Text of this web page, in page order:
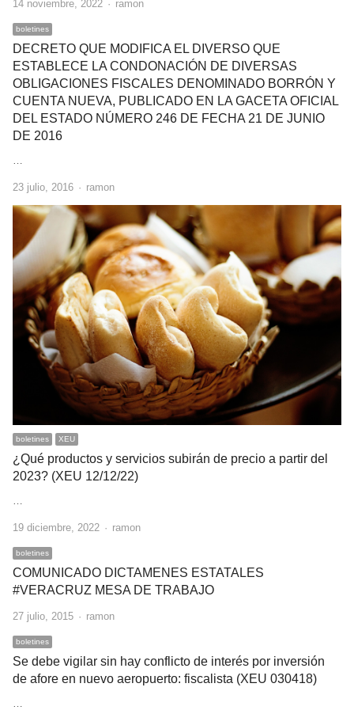
14 noviembre, 2022 Author
ramon
boletines
DECRETO QUE MODIFICA EL DIVERSO QUE
ESTABLECE LA CONDONACIÓN DE DIVERSAS
OBLIGACIONES FISCALES DENOMINADO BORRÓN Y
CUENTA NUEVA, PUBLICADO EN LA GACETA OFICIAL
DEL ESTADO NÚMERO 246 DE FECHA 21 DE JUNIO
DE 2016
…
23 julio, 2016 Author
ramon
boletines XEU
¿Qué productos y servicios subirán de precio a partir del
2023? (XEU 12/12/22)
…
19 diciembre, 2022 Author
ramon
boletines
COMUNICADO DICTAMENES ESTATALES
#VERACRUZ MESA DE TRABAJO
27 julio, 2015 Author
ramon
boletines
Se debe vigilar sin hay conflicto de interés por inversión
de afore en nuevo aeropuerto: fiscalista (XEU 030418)
…